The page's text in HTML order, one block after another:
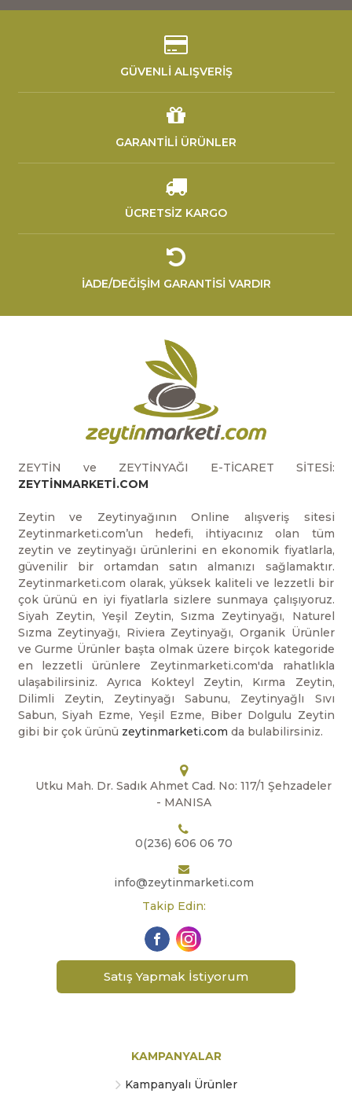
GÜVENLİ ALIŞVERİŞ
GARANTİLİ ÜRÜNLER
ÜCRETSİZ KARGO
İADE/DEĞİŞİM GARANTİSİ VARDIR
ZEYTİN ve ZEYTİNYAĞI E-TİCARET SİTESİ:
ZEYTİNMARKETİ.COM
Zeytin ve Zeytinyağının Online alışveriş sitesi
Zeytinmarketi.com’un hedefi, ihtiyacınız olan tüm
zeytin ve zeytinyağı ürünlerini en ekonomik fiyatlarla,
güvenilir bir ortamdan satın almanızı sağlamaktır.
Zeytinmarketi.com olarak, yüksek kaliteli ve lezzetli bir
çok ürünü en iyi fiyatlarla sizlere sunmaya çalışıyoruz.
Siyah Zeytin, Yeşil Zeytin, Sızma Zeytinyağı, Naturel
Sızma Zeytinyağı, Riviera Zeytinyağı, Organik Ürünler
ve Gurme Ürünler başta olmak üzere birçok kategoride
en lezzetli ürünlere Zeytinmarketi.com'da rahatlıkla
ulaşabilirsiniz. Ayrıca Kokteyl Zeytin, Kırma Zeytin,
Dilimli Zeytin, Zeytinyağı Sabunu, Zeytinyağlı Sıvı
Sabun, Siyah Ezme, Yeşil Ezme, Biber Dolgulu Zeytin
gibi bir çok ürünü zeytinmarketi.com da bulabilirsiniz.
Utku Mah. Dr. Sadık Ahmet Cad. No: 117/1 Şehzadeler
- MANISA
0(236) 606 06 70
info@zeytinmarketi.com
Takip Edin:
Satış Yapmak İstiyorum
KAMPANYALAR
Kampanyalı Ürünler